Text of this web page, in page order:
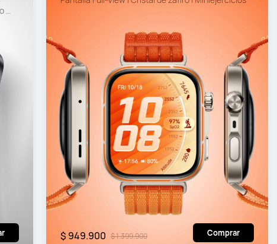
$ 949.900 $ 1.399.900 Comprar